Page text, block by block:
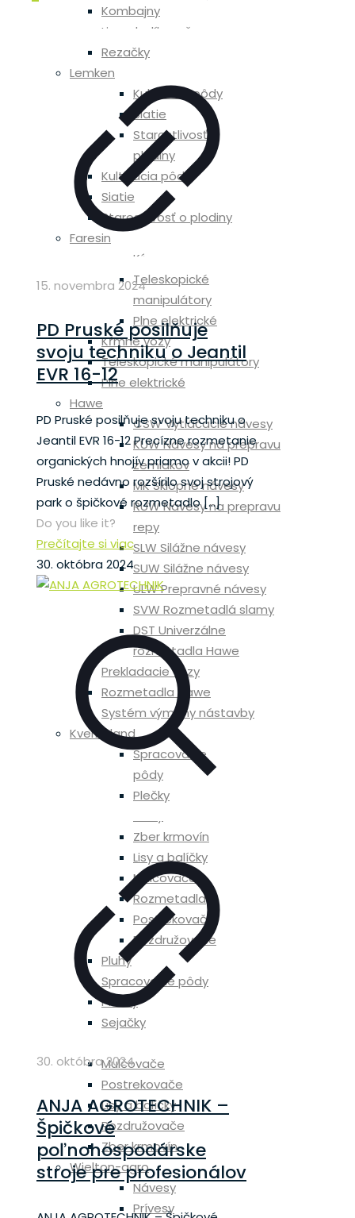
Kombajny
Lisy a balíkovače
Rezačky
Lemken
Kultivácia pôdy
Siatie
Starostlivosť o
plodiny
Kultivácia pôdy
Siatie
Starostlivosť o plodiny
Faresin
Kŕmne vozy
Teleskopické
manipulátory
Plne elektrické
Kŕmne vozy
Teleskopické manipulátory
Plne elektrické
Hawe
CSW Vytláčacie návesy
KUW Návesy na prepravu
zemiakov
MK Sklopné návesy
RUW Návesy na prepravu
repy
SLW Silážne návesy
SUW Silážne návesy
ULW Prepravné návesy
SVW Rozmetadlá slamy
DST Univerzálne
rozmetadla Hawe
Prekladacie vozy
Rozmetadla Hawe
Systém výmeny nástavby
Kverneland
Spracovanie
pôdy
Plečky
Zber krmovín
Lisy a balíčky
Mulčovače
Rozmetadla
Postrekovače
Rozdružovače
Pluhy
Spracovanie pôdy
Plečky
Sejačky
Mulčovače
Postrekovače
Lisy a balíčky
Rozdružovače
Zber krmovín
Wielton-agro
Návesy
Prívesy
15. novembra 2024
PD Pruské posilňuje
svoju techniku o Jeantil
EVR 16-12
PD Pruské posilňuje svoju techniku o
Jeantil EVR 16-12 Precízne rozmetanie
organických hnojív priamo v akcii! PD
Pruské nedávno rozšírilo svoj strojový
park o špičkové rozmetadlo[…]
Do you like it?
Prečítajte si viac
30. októbra 2024
30. októbra 2024
ANJA AGROTECHNIK –
Špičkové
poľnohospodárske
stroje pre profesionálov